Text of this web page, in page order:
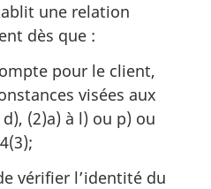
une relation
dès que :
pour le client,
visées aux
(2)a) à l) ou p) ou
vérifier l’identité du